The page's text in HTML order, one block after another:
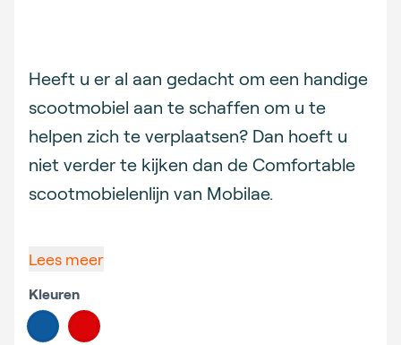
Description
Heeft u er al aan gedacht om een handige
scootmobiel aan te schaffen om u te
helpen zich te verplaatsen? Dan hoeft u
niet verder te kijken dan de Comfortable
scootmobielenlijn van Mobilae.
Lees meer
Kleuren
Choose a color
#0e5a9e#db0507